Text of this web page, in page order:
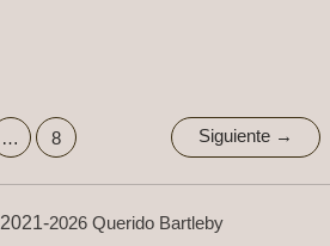
… 8 Siguiente →
2021-2026 Querido Bartleby